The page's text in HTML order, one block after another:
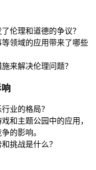
伦理和道德的争议？
领域的应用带来了哪些
来解决伦理问题？
业的格局？
和主题公园中的应用，
的影响。
挑战是什么？